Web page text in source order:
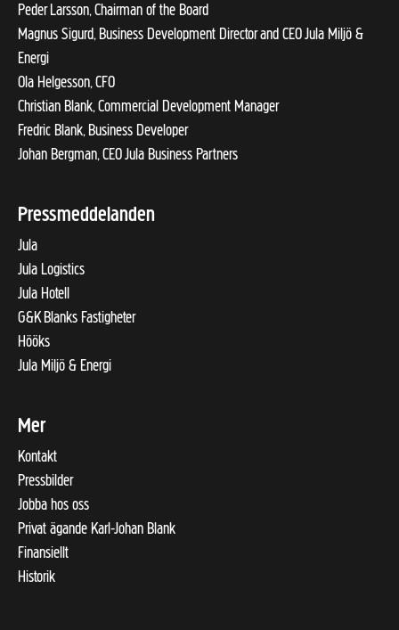
Peder Larsson, Chairman of the Board
Magnus Sigurd, Business Development Director and CEO Jula Miljö &
Energi
Ola Helgesson, CFO
Christian Blank, Commercial Development Manager
Fredric Blank, Business Developer
Johan Bergman, CEO Jula Business Partners
Pressmeddelanden
Jula
Jula Logistics
Jula Hotell
G&K Blanks Fastigheter
Hööks
Jula Miljö & Energi
Mer
Kontakt
Pressbilder
Jobba hos oss
Privat ägande Karl-Johan Blank
Finansiellt
Historik